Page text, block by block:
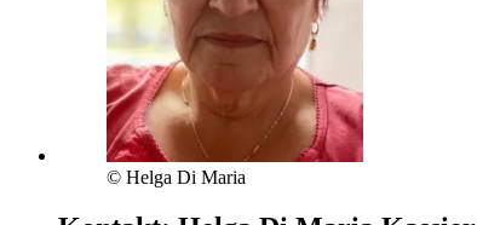
© Helga Di Maria